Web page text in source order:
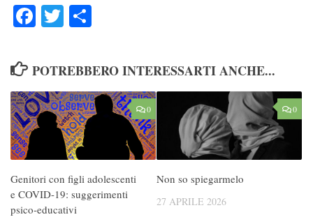
FacebookTwitter
POTREBBERO INTERESSARTI ANCHE...
0
Genitori con figli adolescenti
e COVID-19: suggerimenti
psico-educativi
0
Non so spiegarmelo
27 APRILE 2026